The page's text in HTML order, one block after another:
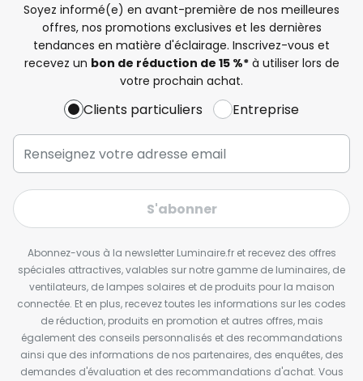
Soyez informé(e) en avant-première de nos meilleures
offres, nos promotions exclusives et les dernières
tendances en matière d'éclairage. Inscrivez-vous et
recevez un bon de réduction de 15 %*à utiliser lors de
votre prochain achat.
Clients particuliers Entreprise
S'abonner
Abonnez-vous à la newsletter Luminaire.fr et recevez des offres
spéciales attractives, valables sur notre gamme de luminaires, de
ventilateurs, de lampes solaires et de produits pour la maison
connectée. Et en plus, recevez toutes les informations sur les codes
de réduction, produits en promotion et autres offres, mais
également des conseils personnalisés et des recommandations
ainsi que des informations de nos partenaires, des enquêtes, des
demandes d'évaluation et des recommandations d'achat. Vous